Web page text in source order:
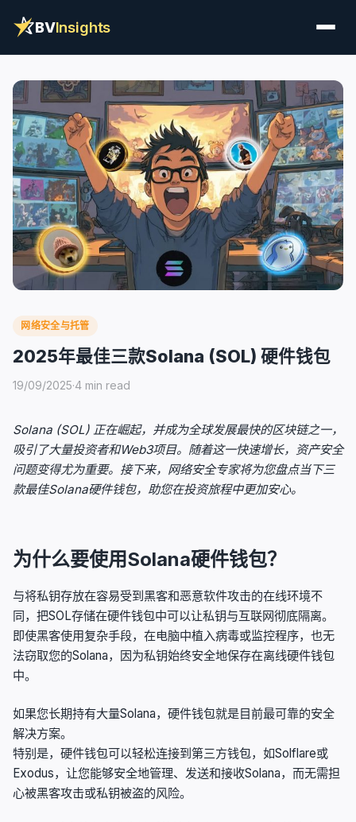
BVInsights
网络安全与托管
2025年最佳三款Solana (SOL) 硬件钱包
19/09/2025·4 min read
Solana (SOL) 正在崛起，并成为全球发展最快的区块链之一，
吸引了大量投资者和Web3项目。随着这一快速增长，资产安全
问题变得尤为重要。接下来，网络安全专家将为您盘点当下三
款最佳Solana硬件钱包，助您在投资旅程中更加安心。
为什么要使用Solana硬件钱包？
与将私钥存放在容易受到黑客和恶意软件攻击的在线环境不
同，把SOL存储在硬件钱包中可以让私钥与互联网彻底隔离。
即使黑客使用复杂手段，在电脑中植入病毒或监控程序，也无
法窃取您的Solana，因为私钥始终安全地保存在离线硬件钱包
中。
如果您长期持有大量Solana，硬件钱包就是目前最可靠的安全
解决方案。
特别是，硬件钱包可以轻松连接到第三方钱包，如Solflare或
Exodus，让您能够安全地管理、发送和接收Solana，而无需担
心被黑客攻击或私钥被盗的风险。